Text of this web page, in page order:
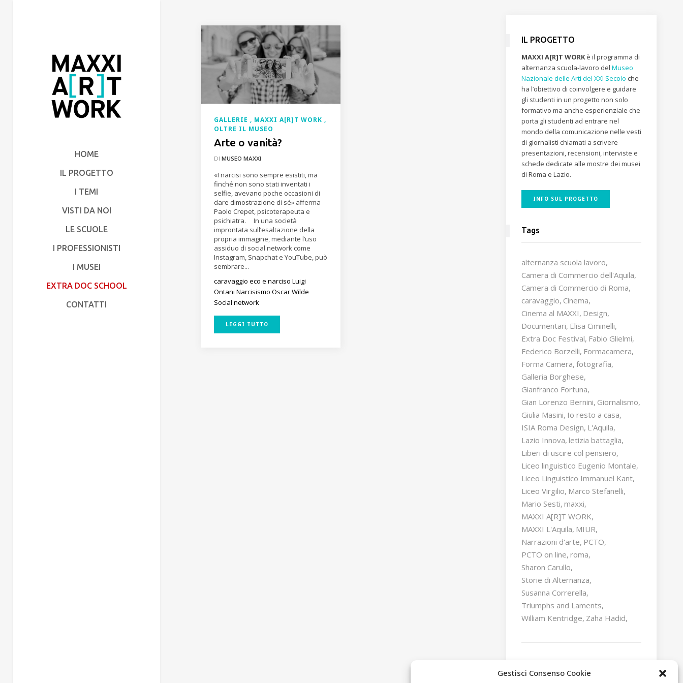
Gestisci Consenso Cookie
HOME
IL PROGETTO
I TEMI
VISTI DA NOI
LE SCUOLE
I PROFESSIONISTI
I MUSEI
EXTRA DOC SCHOOL
CONTATTI
GALLERIE MAXXI A[R]T WORK
OLTRE IL MUSEO
Arte o vanità?
DIMUSEO MAXXI
«I narcisi sono sempre esistiti, ma
finché non sono stati inventati i
selfie, avevano poche occasioni di
dare dimostrazione di sé» afferma
Paolo Crepet, psicoterapeuta e
psichiatra. In una società
improntata sull’esaltazione della
propria immagine, mediante l’uso
assiduo di social network come
Instagram, Snapchat e YouTube, può
sembrare...
caravaggioeco e narcisoLuigi
OntaniNarcisismoOscar Wilde
Social network
LEGGI TUTTO
IL PROGETTO
MAXXI A[R]T WORKè il programma di
alternanza scuola-lavoro del Museo
Nazionale delle Arti del XXI Secolo che
ha l’obiettivo di coinvolgere e guidare
gli studenti in un progetto non solo
formativo ma anche esperienziale che
porta gli studenti ad entrare nel
mondo della comunicazione nelle vesti
di giornalisti chiamati a scrivere
presentazioni, recensioni, interviste e
schede dedicate alle mostre dei musei
di Roma e Lazio.
INFO SUL PROGETTO
Tags
alternanza scuola lavoro
Camera di Commercio dell'Aquila
Camera di Commercio di Roma
caravaggio Cinema
Cinema al MAXXI Design
Documentari Elisa Ciminelli
Extra Doc Festival Fabio Glielmi
Federico Borzelli Formacamera
Forma Camera fotografia
Galleria Borghese
Gianfranco Fortuna
Gian Lorenzo Bernini Giornalismo
Giulia Masini Io resto a casa
ISIA Roma Design L'Aquila
Lazio Innova letizia battaglia
Liberi di uscire col pensiero
Liceo linguistico Eugenio Montale
Liceo Linguistico Immanuel Kant
Liceo Virgilio Marco Stefanelli
Mario Sesti maxxi
MAXXI A[R]T WORK
MAXXI L'Aquila MIUR
Narrazioni d'arte PCTO
PCTO on line roma
Sharon Carullo
Storie di Alternanza
Susanna Correrella
Triumphs and Laments
William Kentridge Zaha Hadid